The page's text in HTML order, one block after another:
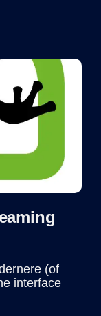
(of
interface